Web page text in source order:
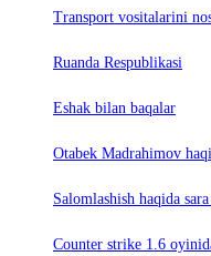
Trаnsport vositаlаrini
Ruanda Respublikasi
Eshak bilan baqalar
Otabek Madrahimov
Salomlashish haqida
Counter strike 1.6